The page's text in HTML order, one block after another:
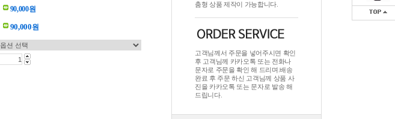
90,000원
90,000원
춤형 상품 제작이 가능합니다.
고객님께서 주문을 넣어주시면 확인
후 고객님께 카카오톡 또는 전화나
문자로 주문을 확인 해 드리며.배송
완료 후 주문 하신 고객님께 상품 사
진을 카카오톡 또는 문자로 발송 해
드립니다.